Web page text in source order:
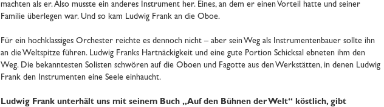
machten als er. Also musste ein anderes Instrument her. Eines, an dem er einen Vorteil hatte und seiner
Familie überlegen war. Und so kam Ludwig Frank an die Oboe.
Für ein hochklassiges Orchester reichte es dennoch nicht – aber sein Weg als Instrumentenbauer sollte ihn
an die Weltspitze führen. Ludwig Franks Hartnäckigkeit und eine gute Portion Schicksal ebneten ihm den
Weg. Die bekanntesten Solisten schwören auf die Oboen und Fagotte aus den Werkstätten, in denen Ludwig
Frank den Instrumenten eine Seele einhaucht.
Ludwig Frank unterhält uns mit seinem Buch „Auf den Bühnen der Welt“ köstlich, gibt